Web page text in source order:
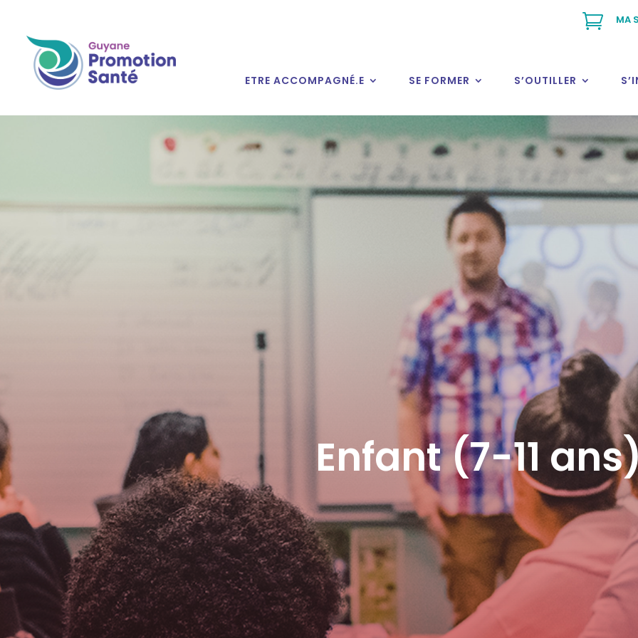
 MA
ETRE ACCOMPAGNÉ.E SE FORMER S’OUTILLER
Enfant (7-11